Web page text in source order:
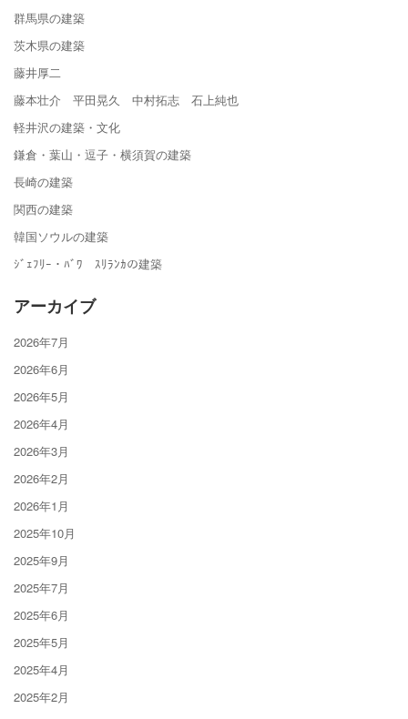
群馬県の建築
茨木県の建築
藤井厚二
藤本壮介 平田晃久 中村拓志 石上純也
軽井沢の建築・文化
鎌倉・葉山・逗子・横須賀の建築
長崎の建築
関西の建築
韓国ソウルの建築
ｼﾞｪﾌﾘｰ・ﾊﾞﾜ ｽﾘﾗﾝｶの建築
アーカイブ
2026年7月
2026年6月
2026年5月
2026年4月
2026年3月
2026年2月
2026年1月
2025年10月
2025年9月
2025年7月
2025年6月
2025年5月
2025年4月
2025年2月